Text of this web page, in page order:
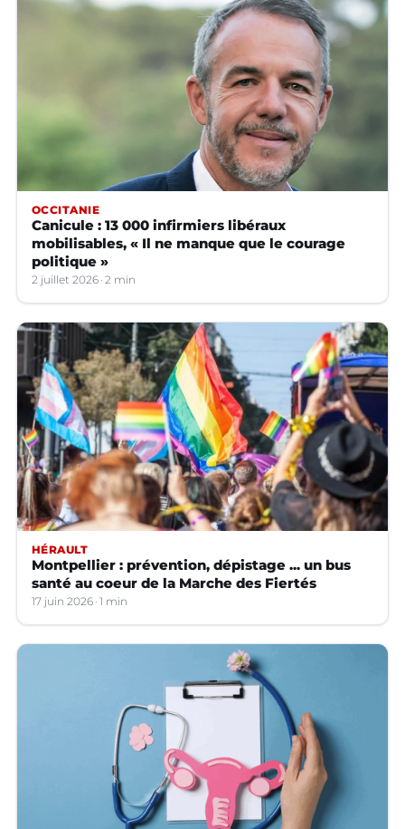
OCCITANIE
Canicule : 13 000 infirmiers libéraux
mobilisables, « Il ne manque que le courage
politique »
2 juillet 2026 2 min
HÉRAULT
Montpellier : prévention, dépistage ... un bus
santé au coeur de la Marche des Fiertés
17 juin 2026 1 min